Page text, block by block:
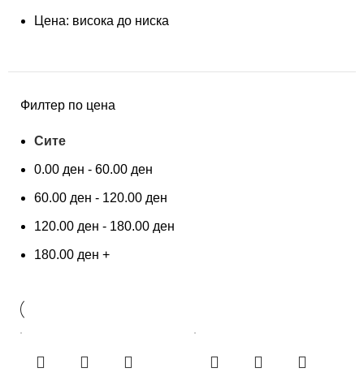
Цена: висока до ниска
Филтер по цена
Сите
0.00 ден - 60.00 ден
60.00 ден - 120.00 ден
120.00 ден - 180.00 ден
180.00 ден +